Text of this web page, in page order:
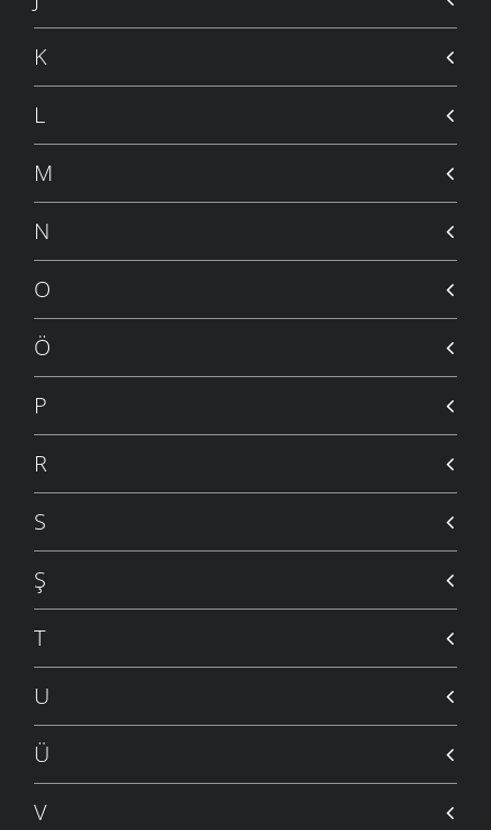
K
L
M
N
O
Ö
P
R
S
Ş
T
U
Ü
V